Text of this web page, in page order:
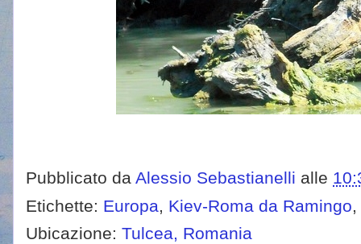
Pubblicato da Alessio Sebastianelli alle
Etichette: Europa, Kiev-Roma da Ramingo,
Ubicazione: Tulcea, Romania